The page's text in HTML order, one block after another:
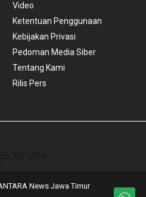
Video
Ketentuan Penggunaan
Kebijakan Privasi
Pedoman Media Siber
Tentang Kami
Rilis Pers
News Jawa Timur